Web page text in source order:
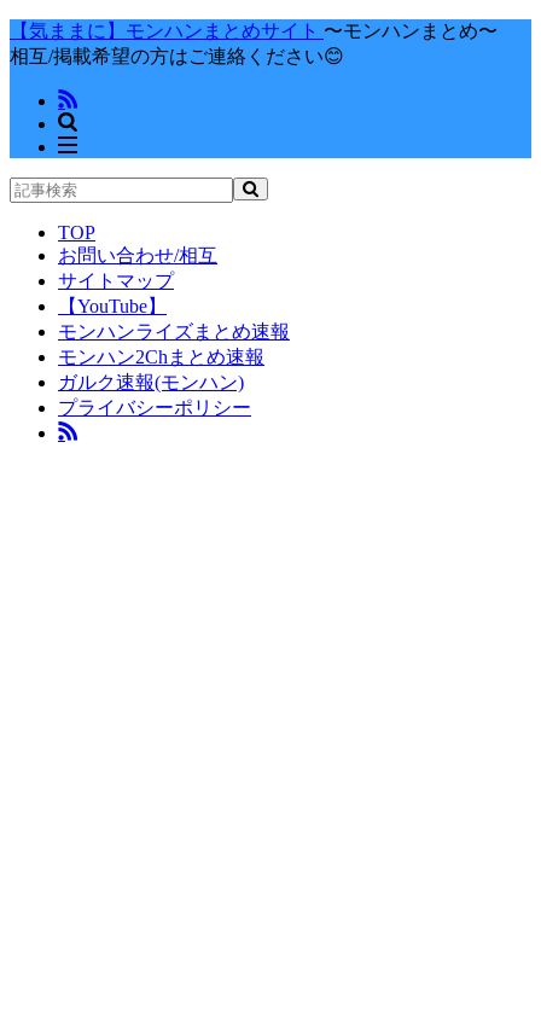
【気ままに】モンハンまとめサイト 〜モンハンまとめ〜
相互/掲載希望の方はご連絡ください😊
TOP
お問い合わせ/相互
サイトマップ
【YouTube】
モンハンライズまとめ速報
モンハン2Chまとめ速報
ガルク速報(モンハン)
プライバシーポリシー